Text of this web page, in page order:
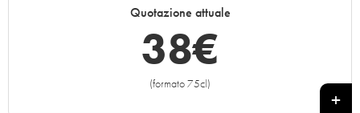
Quotazione attuale
38€
(formato 75cl)
+